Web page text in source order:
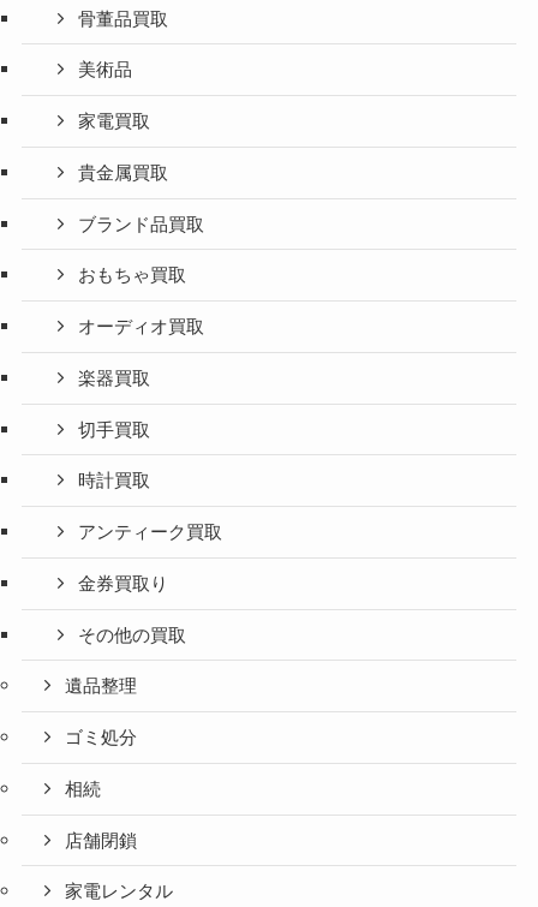
骨董品買取
美術品
家電買取
貴金属買取
ブランド品買取
おもちゃ買取
オーディオ買取
楽器買取
切手買取
時計買取
アンティーク買取
金券買取り
その他の買取
遺品整理
ゴミ処分
相続
店舗閉鎖
家電レンタル